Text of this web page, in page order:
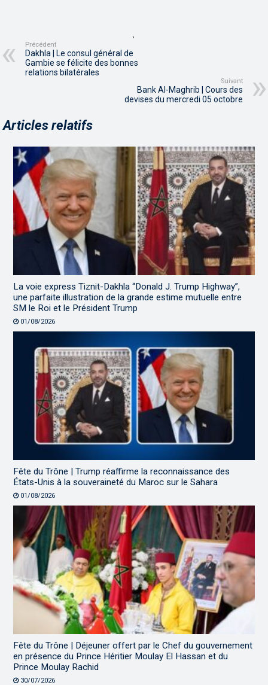
,
Précédent
Dakhla | Le consul général de
Gambie se félicite des bonnes
relations bilatérales
Suivant
Bank Al-Maghrib | Cours des
devises du mercredi 05 octobre
Articles relatifs
La voie express Tiznit-Dakhla “Donald J. Trump Highway”,
une parfaite illustration de la grande estime mutuelle entre
SM le Roi et le Président Trump
01/08/2026
Fête du Trône | Trump réaffirme la reconnaissance des
États-Unis à la souveraineté du Maroc sur le Sahara
01/08/2026
Fête du Trône | Déjeuner offert par le Chef du gouvernement
en présence du Prince Héritier Moulay El Hassan et du
Prince Moulay Rachid
30/07/2026